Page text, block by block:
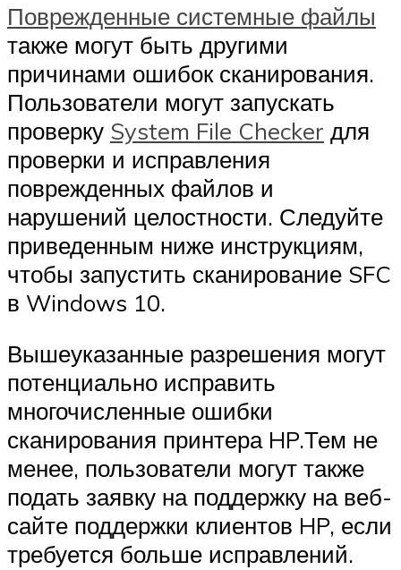
Поврежденные системные файлы
также могут быть другими
причинами ошибок сканирования.
Пользователи могут запускать
проверку System File Checker для
проверки и исправления
поврежденных файлов и
нарушений целостности. Следуйте
приведенным ниже инструкциям,
чтобы запустить сканирование SFC
в Windows 10.
Вышеуказанные разрешения могут
потенциально исправить
многочисленные ошибки
сканирования принтера HP.Тем не
менее, пользователи могут также
подать заявку на поддержку на веб-
сайте поддержки клиентов HP, если
требуется больше исправлений.